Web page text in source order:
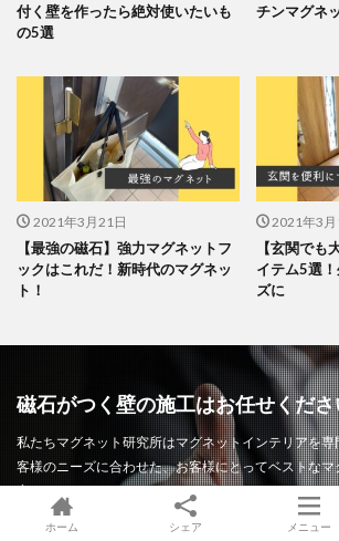
付く壁を作ったら絶対使いたいも
の5選
チンマグネ
2021年3月21日
【最強の磁石】強力マグネットフ
ックはこれだ！新時代のマグネッ
ト！
2021年3月
【玄関でも
イテム5選
ズに
磁石がつく壁の施工はお任せくだ
私たちマグネット研究所はマグネットインテリアを専
客様のニーズに合わせた、お客様にとってベストな
案します！
ホーム シェア メニュー